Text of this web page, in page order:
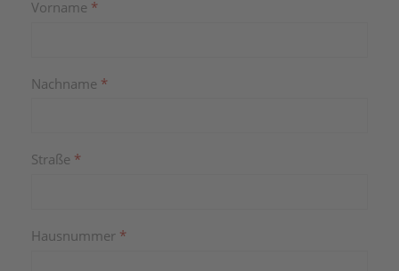
Vorname *
Nachname *
Straße *
Hausnummer *